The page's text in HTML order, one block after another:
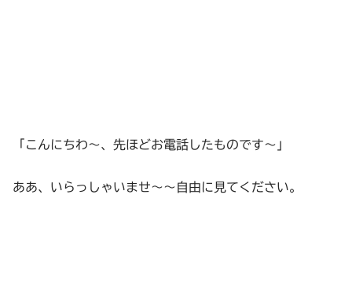
「こんにちわ～、先ほどお電話したものです～」
ああ、いらっしゃいませ～～自由に見てください。